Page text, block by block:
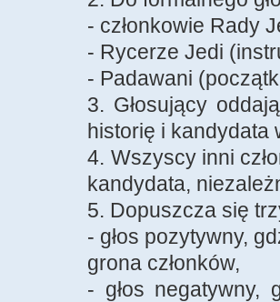
- członkowie Rady
- Rycerze Jedi
- Padawani
3. Głosujący
historię i kandydata
4. Wszyscy inni
kandydata,
5. Dopuszcza się
- głos pozytywny,
grona członków,
- głos negatywny,